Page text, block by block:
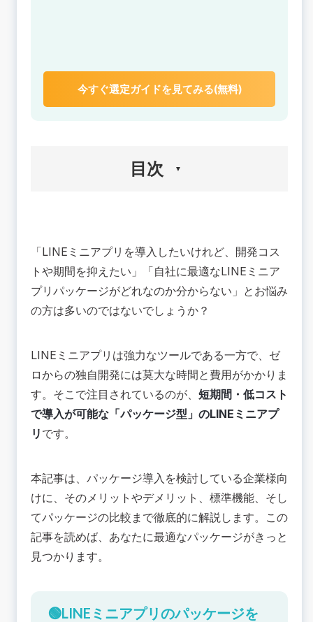
今すぐ選定ガイドを見てみる(無料)
目次
導入コストを大幅に削減
短期間でスピーディーな導入
高い安定性と信頼性を確保
豊富な標準機能を活用可能
柔軟性・独自性の制限
パッケージ機能の過不足
🟢LINEミニアプリのパッケージで利用できる標準
機能
予約受付
モバイルオーダー
デジタル会員証
ポイントカード
🟢LINEミニアプリのパッケージ導入がおすすめの
企業
既存の業務フローがシンプルで汎用的
「LINEミニアプリを導入したいけれど、開発コス
トや期間を抑えたい」「自社に最適なLINEミニア
プリパッケージがどれなのか分からない」とお悩み
の方は多いのではないでしょうか？
LINEミニアプリは強力なツールである一方で、ゼ
ロからの独自開発には莫大な時間と費用がかかりま
す。そこで注目されているのが、 短期間・低コスト
で導入が可能な「パッケージ型」のLINEミニアプ
リ です。
本記事は、パッケージ導入を検討している企業様向
けに、 そのメリットやデメリット、標準機能、そし
てパッケージの比較まで徹底的に解説します。この
記事を読めば、あなたに最適なパッケージがきっと
見つかります。
🟢LINEミニアプリのパッケージを